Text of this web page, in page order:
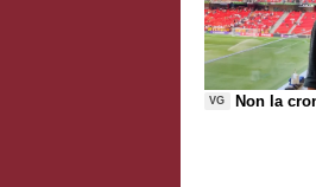
VG Non la